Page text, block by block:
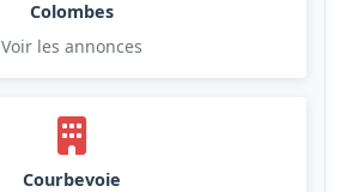
Colombes
Voir les annonces
Courbevoie